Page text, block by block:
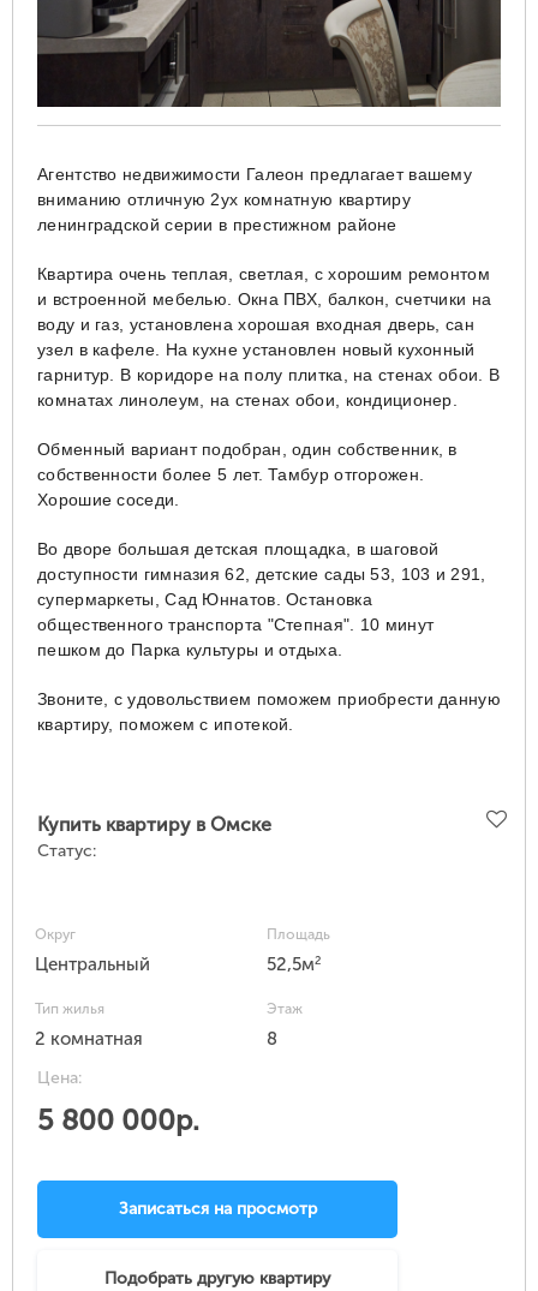
Агентство недвижимости Галеон предлагает вашему
вниманию отличную 2ух комнатную квартиру
ленинградской серии в престижном районе
Квартира очень теплая, светлая, с хорошим ремонтом
и встроенной мебелью. Окна ПВХ, балкон, счетчики на
воду и газ, установлена хорошая входная дверь, сан
узел в кафеле. На кухне установлен новый кухонный
гарнитур. В коридоре на полу плитка, на стенах обои. В
комнатах линолеум, на стенах обои, кондиционер.
Обменный вариант подобран, один собственник, в
собственности более 5 лет. Тамбур отгорожен.
Хорошие соседи.
Во дворе большая детская площадка, в шаговой
доступности гимназия 62, детские сады 53, 103 и 291,
супермаркеты, Сад Юннатов. Остановка
общественного транспорта "Степная". 10 минут
пешком до Парка культуры и отдыха.
Звоните, с удовольствием поможем приобрести данную
квартиру, поможем с ипотекой.
Купить квартиру в Омске
Статус:
Округ
Центральный
Площадь
52,5м2
Тип жилья
2 комнатная
Этаж
8
Цена:
5 800 000р.
Записаться на просмотр
Подобрать другую квартиру